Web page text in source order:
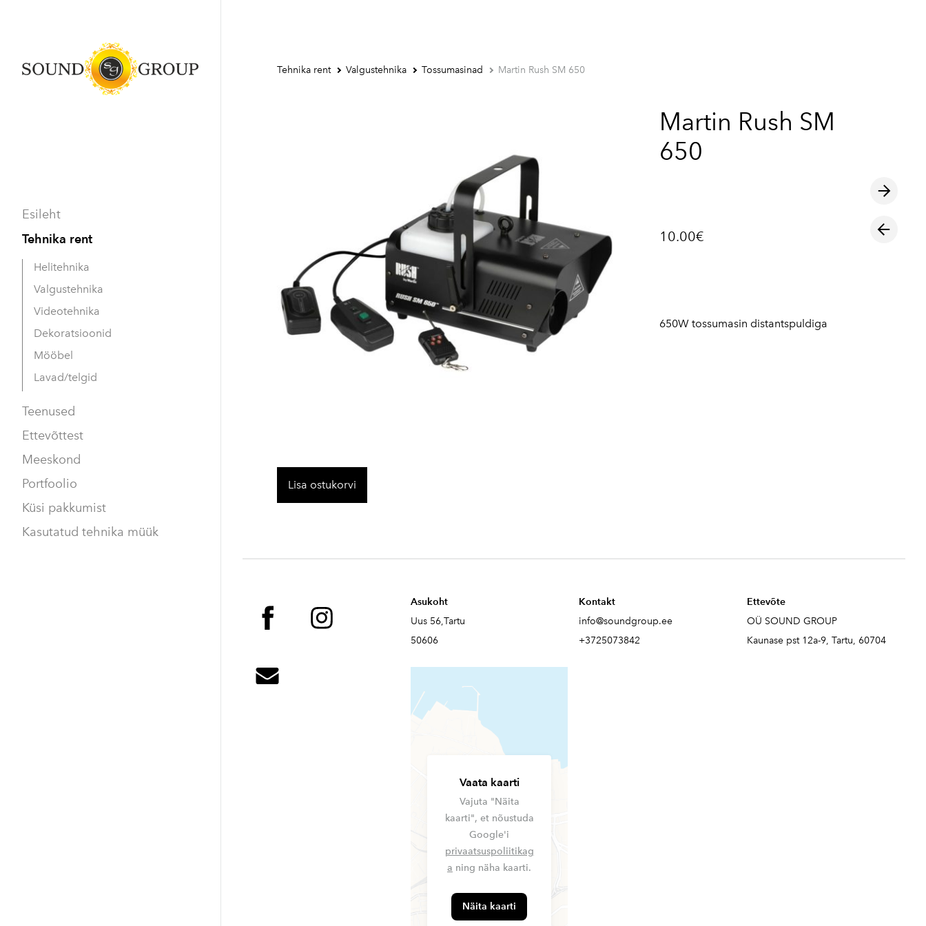
Esileht
Tehnika rent
Helitehnika
Valgustehnika
Videotehnika
Dekoratsioonid
Mööbel
Lavad/telgid
Teenused
Ettevõttest
Meeskond
Portfoolio
Küsi pakkumist
Kasutatud tehnika müük
Tehnika rent Valgustehnika Tossumasinad Martin Rush SM 650
Lisa ostukorvi
Martin Rush SM
650
10.00€
650W tossumasin distantspuldiga
Asukoht
Uus 56,Tartu
50606
Vaata kaarti
Vajuta "Näita
kaarti", et nõustuda
Google'i
privaatsuspoliitikag
a ning näha kaarti.
Näita kaarti
Kontakt
info@soundgroup.ee
+3725073842
Ettevõte
OÜ SOUND GROUP
Kaunase pst 12a-9, Tartu, 60704